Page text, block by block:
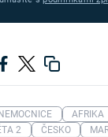
NEMOCNICE AFRIKA
2
ČESKO